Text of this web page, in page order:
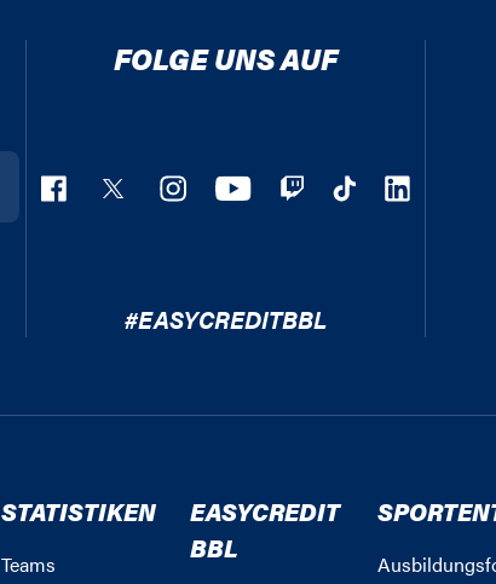
FOLGE UNS AUF
#EASYCREDITBBL
STATISTIKEN
Teams
EASYCREDIT
BBL